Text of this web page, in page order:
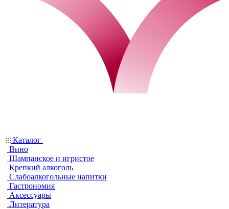
Каталог
Вино
Шампанское и игристое
Крепкий алкоголь
Слабоалкогольные напитки
Гастрономия
Аксессуары
Литература